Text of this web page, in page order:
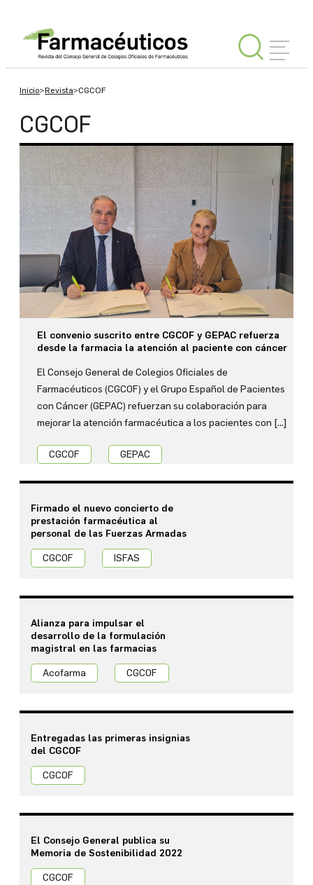
INICIAR
Editorial
España
Internacional
Tu
Consejo
Informa
Medicamentos
es
Media
Histórico
Instagram
Facebook
WhatsApp
TikTok
Inicio>Revista>CGCOF
CGCOF
El convenio suscrito entre CGCOF y GEPAC refuerza
desde la farmacia la atención al paciente con cáncer
El Consejo General de Colegios Oficiales de
Farmacéuticos (CGCOF) y el Grupo Español de Pacientes
con Cáncer (GEPAC) refuerzan su colaboración para
mejorar la atención farmacéutica a los pacientes con […]
CGCOF GEPAC
Firmado el nuevo concierto de
prestación farmacéutica al
personal de las Fuerzas Armadas
CGCOF ISFAS
Alianza para impulsar el
desarrollo de la formulación
magistral en las farmacias
Acofarma CGCOF
Entregadas las primeras insignias
del CGCOF
CGCOF
El Consejo General publica su
Memoria de Sostenibilidad 2022
CGCOF